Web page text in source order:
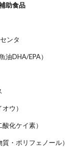
助食品
ンタ
油DHA/EPA）
ウ）
化ケイ素）
・ポリフェノール）